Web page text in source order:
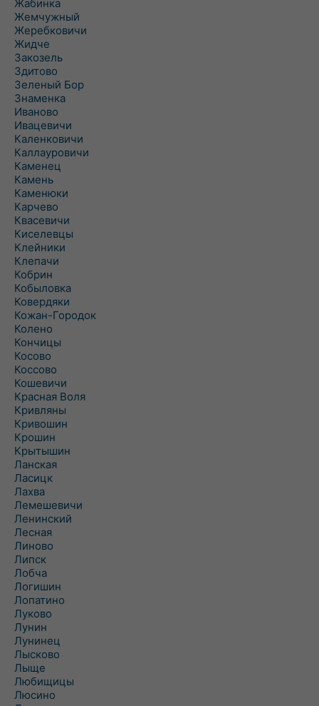
Жабинка
Жемчужный
Жеребковичи
Жидче
Закозель
Здитово
Зеленый Бор
Знаменка
Иваново
Ивацевичи
Каленковичи
Каллауровичи
Каменец
Камень
Каменюки
Карчево
Квасевичи
Киселевцы
Клейники
Клепачи
Кобрин
Кобыловка
Ковердяки
Кожан-Городок
Колено
Кончицы
Косово
Коссово
Кошевичи
Красная Воля
Кривляны
Кривошин
Крошин
Крытышин
Ланская
Ласицк
Лахва
Лемешевичи
Ленинский
Лесная
Линово
Липск
Лобча
Логишин
Лопатино
Луково
Лунин
Лунинец
Лысково
Лыще
Любищицы
Люсино